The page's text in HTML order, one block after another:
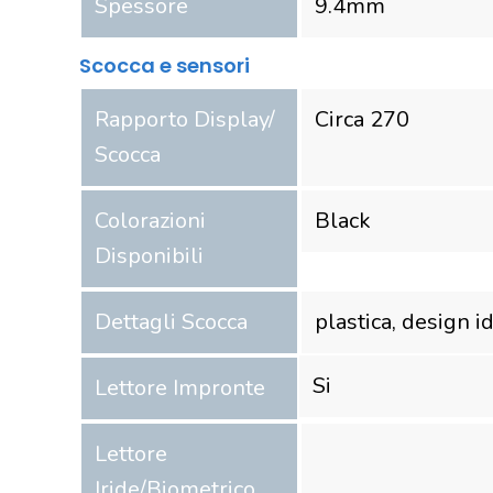
Spessore 9.4mm
Scocca e sensori
Rapporto Display/
Scocca
Circa 270
Colorazioni
Disponibili
Black
Dettagli Scocca plastica, design
Lettore Impronte Si
Lettore